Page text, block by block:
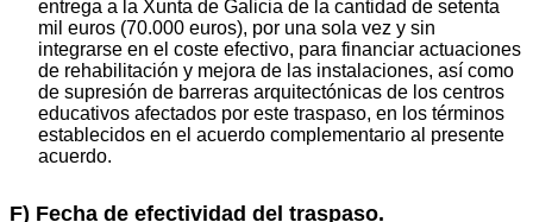
entrega a la Xunta de Galicia de la cantidad de setenta
mil euros (70.000 euros), por una sola vez y sin
integrarse en el coste efectivo, para financiar actuaciones
de rehabilitación y mejora de las instalaciones, así como
de supresión de barreras arquitectónicas de los centros
educativos afectados por este traspaso, en los términos
establecidos en el acuerdo complementario al presente
acuerdo.
F) Fecha de efectividad del traspaso.